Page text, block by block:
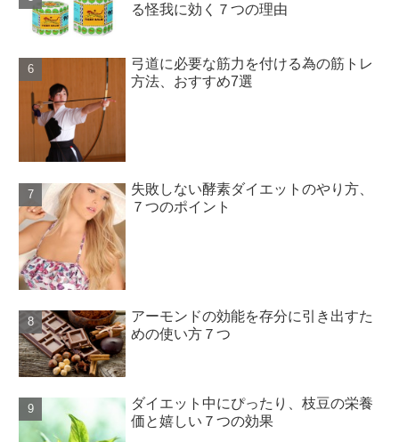
る怪我に効く７つの理由
弓道に必要な筋力を付ける為の筋トレ
方法、おすすめ7選
失敗しない酵素ダイエットのやり方、
７つのポイント
アーモンドの効能を存分に引き出すた
めの使い方７つ
ダイエット中にぴったり、枝豆の栄養
価と嬉しい７つの効果